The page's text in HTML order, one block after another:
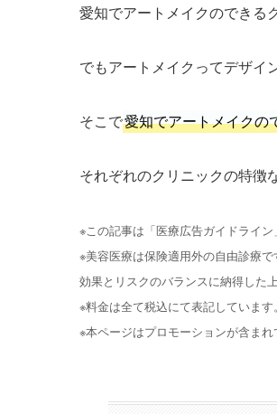
愛知でアートメイクのできる
でもアートメイクってデザイ
そこで愛知でアートメイクの
それぞれのクリニックの特徴
※この記事は「医療広告ガイドライン
※美容医療は保険適用外の自由診療で
効果とリスクのバランスに納得した
※料金は全て税込にて表記しています。
※本ページはプロモーションが含まれ